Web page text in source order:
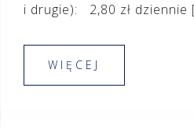
i drugie): 2,80 zł dziennie
WIĘCEJ